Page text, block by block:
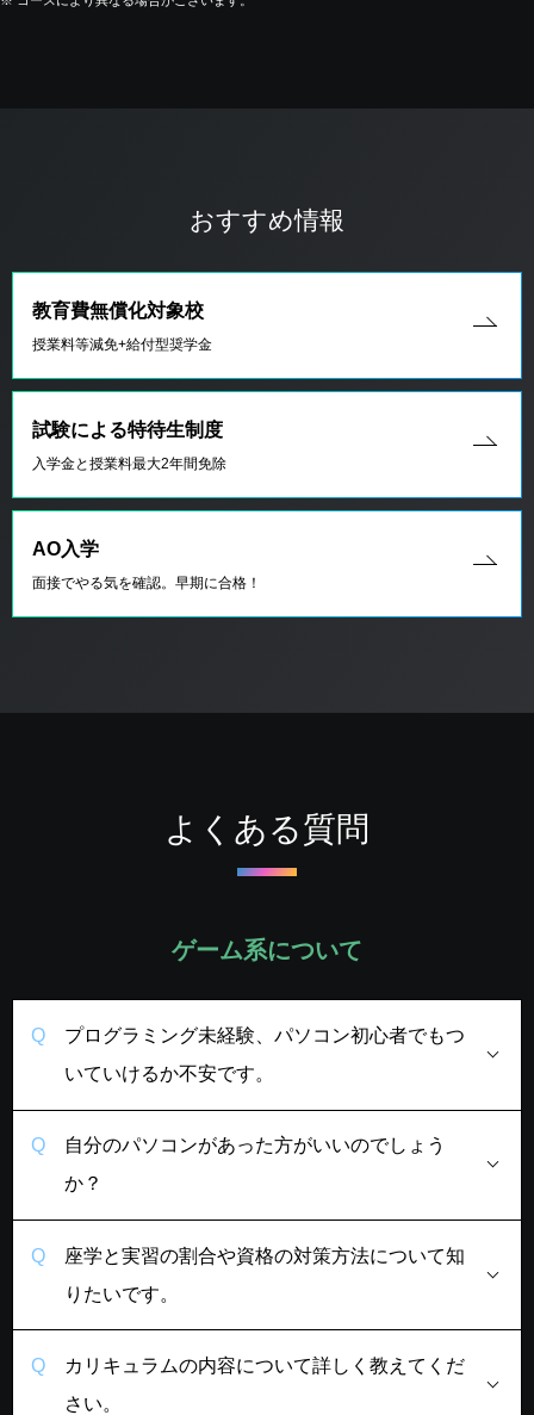
おすすめ情報
教育費無償化対象校
授業料等減免+給付型奨学金
試験による特待生制度
入学金と授業料最大2年間免除
AO入学
面接でやる気を確認。早期に合格！
よくある質問
ゲーム系について
プログラミング未経験、パソコン初心者でもつ
いていけるか不安です。
自分のパソコンがあった方がいいのでしょう
か？
座学と実習の割合や資格の対策方法について知
りたいです。
カリキュラムの内容について詳しく教えてくだ
さい。